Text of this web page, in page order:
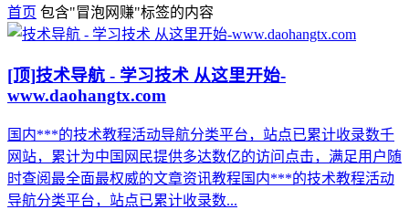
首页 包含"冒泡网赚"标签的内容
[顶]技术导航 - 学习技术 从这里开始-
www.daohangtx.com
国内***的技术教程活动导航分类平台，站点已累计收录数千
网站，累计为中国网民提供多达数亿的访问点击，满足用户随
时查阅最全面最权威的文章资讯教程国内***的技术教程活动
导航分类平台，站点已累计收录数...